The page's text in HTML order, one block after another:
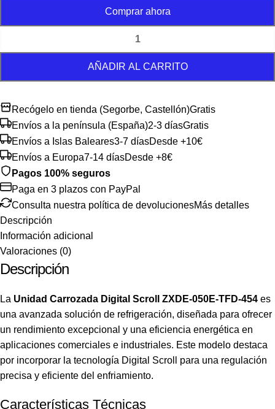
AÑADIR AL CARRITO
Comprar ahora
Recógelo en tienda (Segorbe, Castellón)Gratis
Envíos a la península (España)2-3 díasGratis
Envíos a Islas Baleares3-7 díasDesde +10€
Envíos a Europa7-14 díasDesde +8€
Pagos 100% seguros
Paga en 3 plazos con PayPal
Consulta nuestra política de devolucionesMás detalles
Descripción
Información adicional
Valoraciones (0)
Descripción
La Unidad Carrozada Digital Scroll ZXDE-050E-TFD-454 es
una avanzada solución de refrigeración, diseñada para ofrecer
un rendimiento excepcional y una eficiencia energética en
aplicaciones comerciales e industriales. Este modelo destaca
por incorporar la tecnología Digital Scroll para una regulación
precisa y eficiente del enfriamiento.
Características Técnicas